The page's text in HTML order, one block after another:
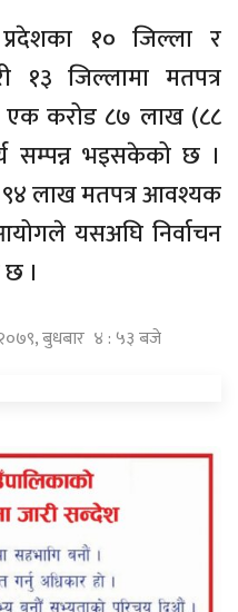
१० जिल्ला र
१३ जिल्लामा मतपत्र
करोड ८७ लाख (८८
सम्पन्न भइसकेको छ ।
९४ लाख मतपत्र आवश्यक
यसअघि निर्वाचन
।
बुधबार ४ : ५३ बजे